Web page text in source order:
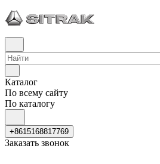
Каталог
По всему сайту
По каталогу
+8615168817769
Заказать звонок